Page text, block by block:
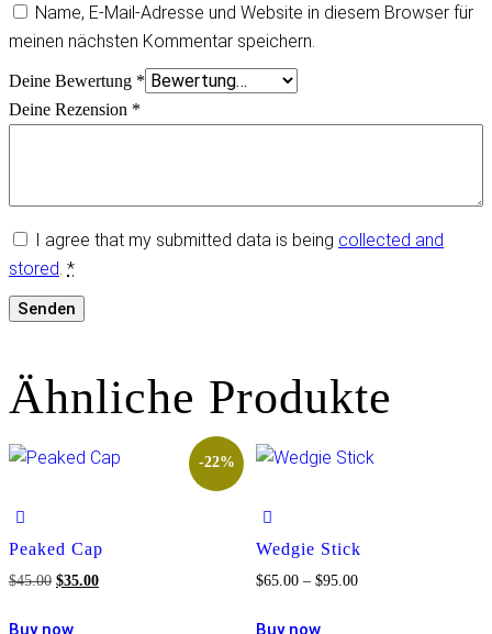
Name, E-Mail-Adresse und Website in diesem Browser für
meinen nächsten Kommentar speichern.
Deine Bewertung *
Deine Rezension *
I agree that my submitted data is being collected and
stored *
Ähnliche Produkte
-22%
Peaked Cap
$45.00 Ursprünglicher
$35.00Aktueller
Wedgie Stick
$65.00 – $95.00Preisspanne: